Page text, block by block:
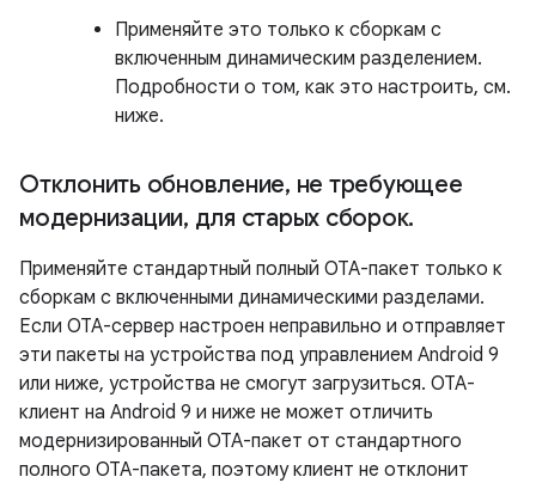
Применяйте это только к сборкам с
включенным динамическим разделением.
Подробности о том, как это настроить, см.
ниже.
Отклонить обновление, не требующее
модернизации, для старых сборок.
Применяйте стандартный полный OTA-пакет только к
сборкам с включенными динамическими разделами.
Если OTA-сервер настроен неправильно и отправляет
эти пакеты на устройства под управлением Android 9
или ниже, устройства не смогут загрузиться. OTA-
клиент на Android 9 и ниже не может отличить
модернизированный OTA-пакет от стандартного
полного OTA-пакета, поэтому клиент не отклонит